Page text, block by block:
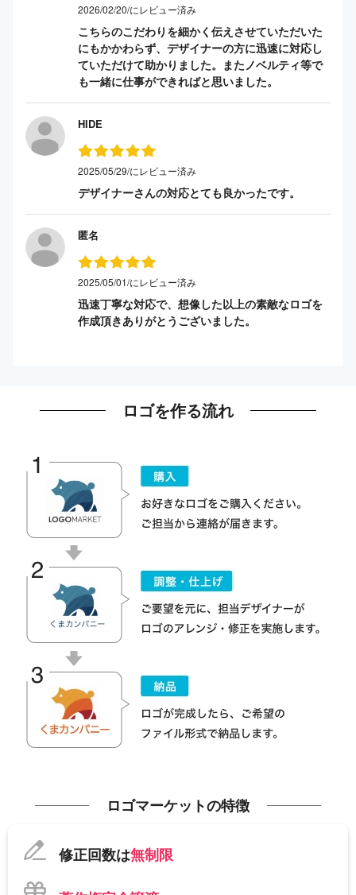
2026/02/20/にレビュー済み
こちらのこだわりを細かく伝えさせていただいた
にもかかわらず、デザイナーの方に迅速に対応し
ていただけて助かりました。またノベルティ等で
も一緒に仕事ができればと思いました。
HIDE
2025/05/29/にレビュー済み
デザイナーさんの対応とても良かったです。
匿名
2025/05/01/にレビュー済み
迅速丁寧な対応で、想像した以上の素敵なロゴを
作成頂きありがとうございました。
ロゴを作る流れ
ロゴマーケットの特徴
修正回数は無制限